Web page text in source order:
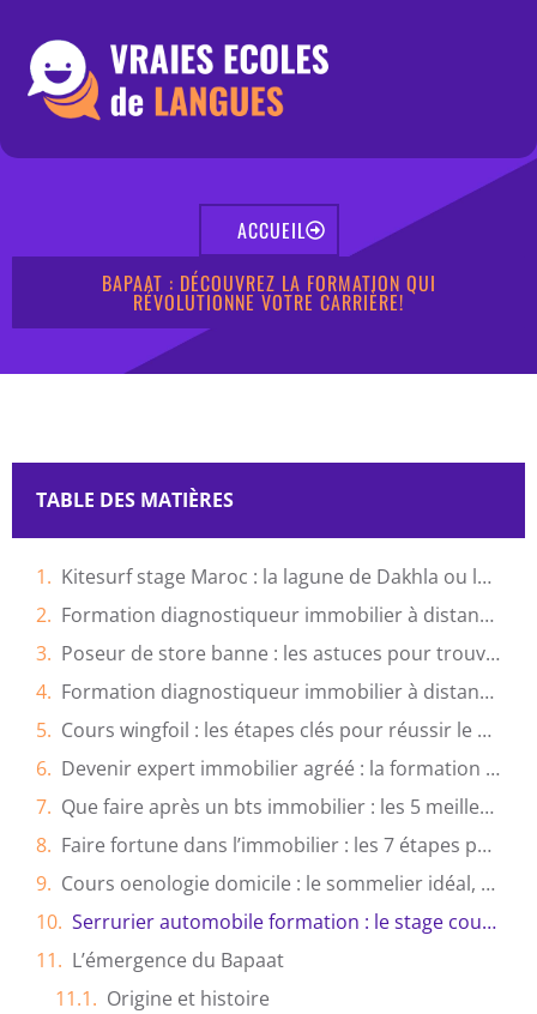
ACCUEIL
BAPAAT : DÉCOUVREZ LA FORMATION QUI
RÉVOLUTIONNE VOTRE CARRIÈRE!
TABLE DES MATIÈRES
Kitesurf stage Maroc : la lagune de Dakhla ou les vagues d’Essaouira ?
Formation diagnostiqueur immobilier à distance : la solution idéale pour votre reconversion ?
Poseur de store banne : les astuces pour trouver un artisan fiable
Formation diagnostiqueur immobilier à distance : Les 5 critères pour bien choisir
Cours wingfoil : les étapes clés pour réussir le premier vol en mer
Devenir expert immobilier agréé : la formation reconnue pour obtenir l’agrément officiel
Que faire après un bts immobilier : les 5 meilleures options de carrière ?
Faire fortune dans l’immobilier : les 7 étapes pour devenir rentier
Cours oenologie domicile : le sommelier idéal, comment le choisir ?
Serrurier automobile formation : le stage court ou la formation certifiante, que choisir ?
L’émergence du Bapaat
Origine et histoire